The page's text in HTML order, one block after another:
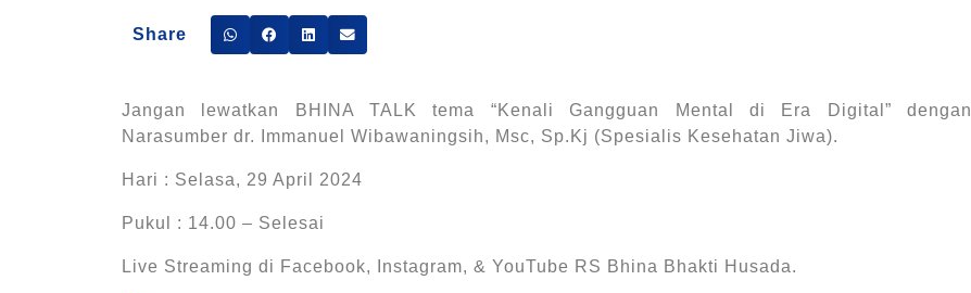
Share
Jangan lewatkan BHINA TALK tema “Kenali Gangguan Mental di Era Digital” dengan
Narasumber dr. Immanuel Wibawaningsih, Msc, Sp.Kj (Spesialis Kesehatan Jiwa).
Hari : Selasa, 29 April 2024
Pukul : 14.00 – Selesai
Live Streaming di Facebook, Instagram, & YouTube RS Bhina Bhakti Husada.